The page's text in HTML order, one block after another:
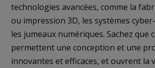
technologies avancées, comme la
ou impression 3D, les systèmes
les jumeaux numériques. Sachez que
permettent une conception et une
innovantes et efficaces, et ouvrent la